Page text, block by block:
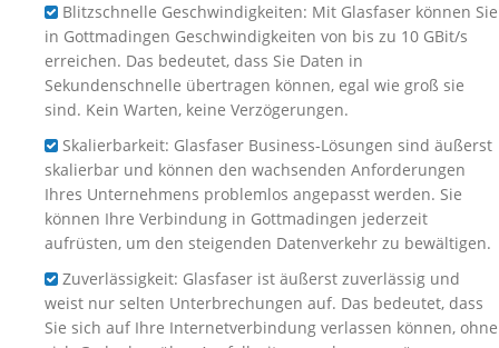
Blitzschnelle Geschwindigkeiten: Mit Glasfaser können Sie
in Gottmadingen Geschwindigkeiten von bis zu 10 GBit/s
erreichen. Das bedeutet, dass Sie Daten in
Sekundenschnelle übertragen können, egal wie groß sie
sind. Kein Warten, keine Verzögerungen.
Skalierbarkeit: Glasfaser Business-Lösungen sind äußerst
skalierbar und können den wachsenden Anforderungen
Ihres Unternehmens problemlos angepasst werden. Sie
können Ihre Verbindung in Gottmadingen jederzeit
aufrüsten, um den steigenden Datenverkehr zu bewältigen.
Zuverlässigkeit: Glasfaser ist äußerst zuverlässig und
weist nur selten Unterbrechungen auf. Das bedeutet, dass
Sie sich auf Ihre Internetverbindung verlassen können, ohne